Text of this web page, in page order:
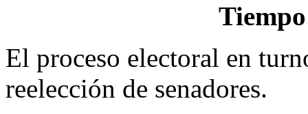
El proceso electoral en
reelección de senadores.